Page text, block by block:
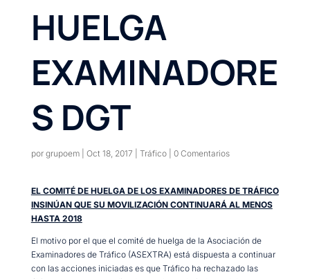
HUELGA
EXAMINADORE
S DGT
por grupoem| Oct 18, 2017 Tráfico| 0 Comentarios
EL COMITÉ DE HUELGA DE LOS EXAMINADORES DE TRÁFICO
INSINÚAN QUE SU MOVILIZACIÓN CONTINUARÁ AL MENOS
HASTA 2018
El motivo por el que el comité de huelga de la Asociación de
Examinadores de Tráfico (ASEXTRA) está dispuesta a continuar
con las acciones iniciadas es que Tráfico ha rechazado las